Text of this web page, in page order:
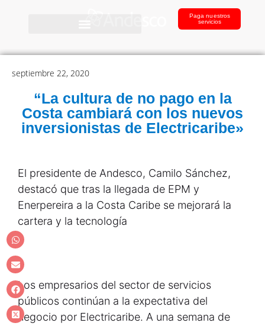
Paga nuestros
servicios
septiembre 22, 2020
“La cultura de no pago en la
Costa cambiará con los nuevos
inversionistas de Electricaribe»
El presidente de Andesco, Camilo Sánchez,
destacó que tras la llegada de EPM y
Enerpereira a la Costa Caribe se mejorará la
cartera y la tecnología
Los empresarios del sector de servicios
públicos continúan a la expectativa del
negocio por Electricaribe. A una semana de